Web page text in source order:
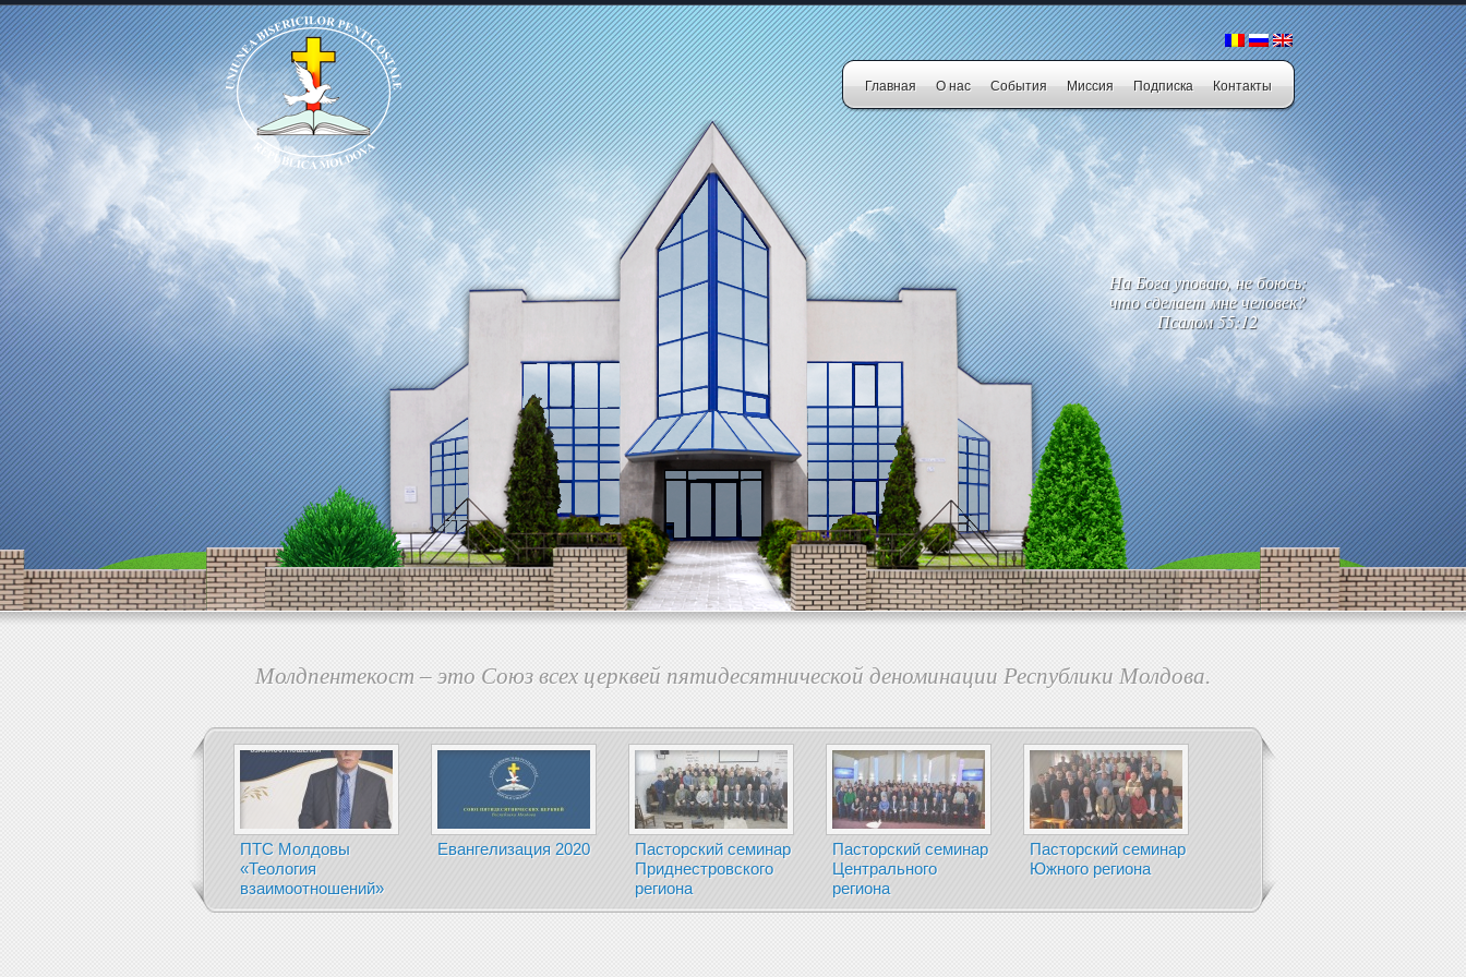
Главная О нас События Миссия Подписка Контакты
На Бога уповаю, не боюсь;
что сделает мне человек?
Псалом 55:12
Молдпентекост – это Союз всех церквей пятидесятнической деноминации Республики Молдова.
ПТС Молдовы
«Теология
взаимоотношений»
Евангелизация 2020
Пасторский семинар
Приднестровского
региона
Пасторский семинар
Центрального
региона
Пасторский семинар
Южного региона